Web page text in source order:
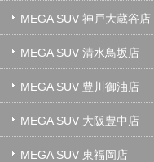
MEGA SUV 神戸大蔵谷店
MEGA SUV 清水鳥坂店
MEGA SUV 豊川御油店
MEGA SUV 大阪豊中店
MEGA SUV 東福岡店